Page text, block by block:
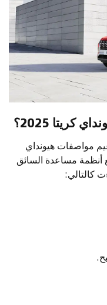
2025؟
مواصفات هيونداي
مع أنظمة مساعدة السائق
كالتالي: